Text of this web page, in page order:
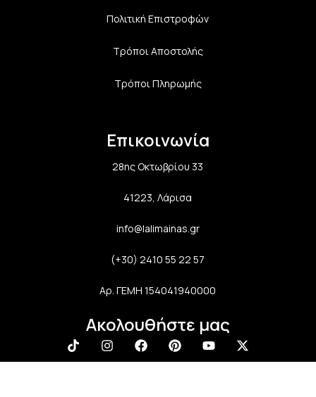
Πολιτική Επιστροφών
Τρόποι Αποστολής
Τρόποι Πληρωμής
Επικοινωνία
28ης Οκτωβρίου 33
41223, Λάρισα
info@lalimainas.gr
(+30) 2410 55 22 57
Αρ. ΓΕΜΗ 154041940000
Ακολουθήστε μας